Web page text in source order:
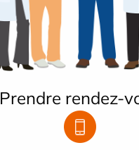
Prendre rendez-